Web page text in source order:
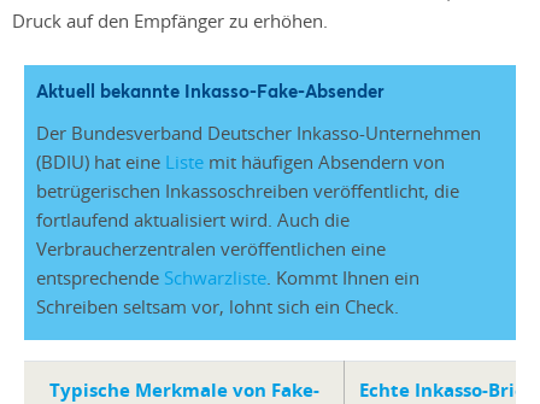
Druck auf den Empfänger zu erhöhen.
Aktuell bekannte Inkasso-Fake-Absender
Der Bundesverband Deutscher Inkasso-Unternehmen
(BDIU) hat eine Liste mit häufigen Absendern von
betrügerischen Inkassoschreiben veröffentlicht, die
fortlaufend aktualisiert wird. Auch die
Verbraucherzentralen veröffentlichen eine
entsprechende Schwarzliste . Kommt Ihnen ein
Schreiben seltsam vor, lohnt sich ein Check.
Typische Merkmale von Fake-
Echte Inkasso-